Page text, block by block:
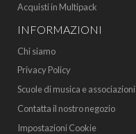
Acquisti in Multipack
INFORMAZIONI
Chi siamo
Privacy Policy
Scuole di musica e associazioni
Contatta il nostro negozio
Impostazioni Cookie